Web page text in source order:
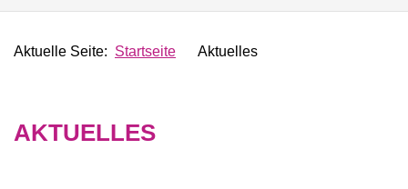
Aktuelle Seite: Startseite Aktuelles
AKTUELLES